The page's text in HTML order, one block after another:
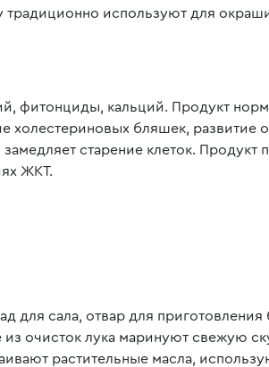
используют для
фитонциды, кальций. Продукт
холестериновых бляшек, развитие
старение клеток. Продукт
ЖКТ.
для сала, отвар для
очисток лука маринуют свежую
растительные масла,